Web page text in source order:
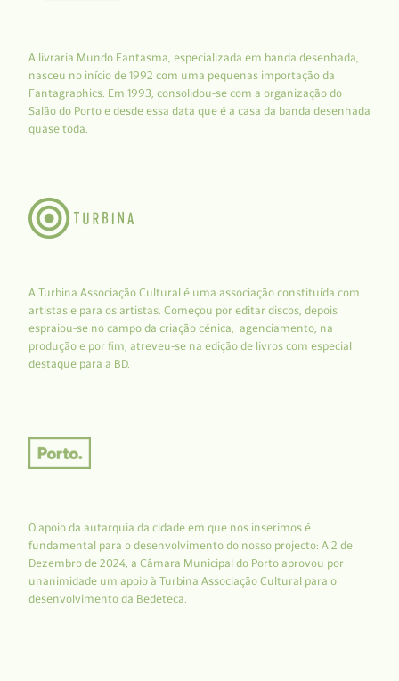
A livraria Mundo Fantasma, especializada em banda desenhada,
nasceu no início de 1992 com uma pequenas importação da
Fantagraphics. Em 1993, consolidou-se com a organização do
Salão do Porto e desde essa data que é a casa da banda desenhada
quase toda.
A Turbina Associação Cultural é uma associação constituída com
artistas e para os artistas. Começou por editar discos, depois
espraiou-se no campo da criação cénica, agenciamento, na
produção e por fim, atreveu-se na edição de livros com especial
destaque para a BD.
O apoio da autarquia da cidade em que nos inserimos é
fundamental para o desenvolvimento do nosso projecto: A 2 de
Dezembro de 2024, a Câmara Municipal do Porto aprovou por
unanimidade um apoio à Turbina Associação Cultural para o
desenvolvimento da Bedeteca.